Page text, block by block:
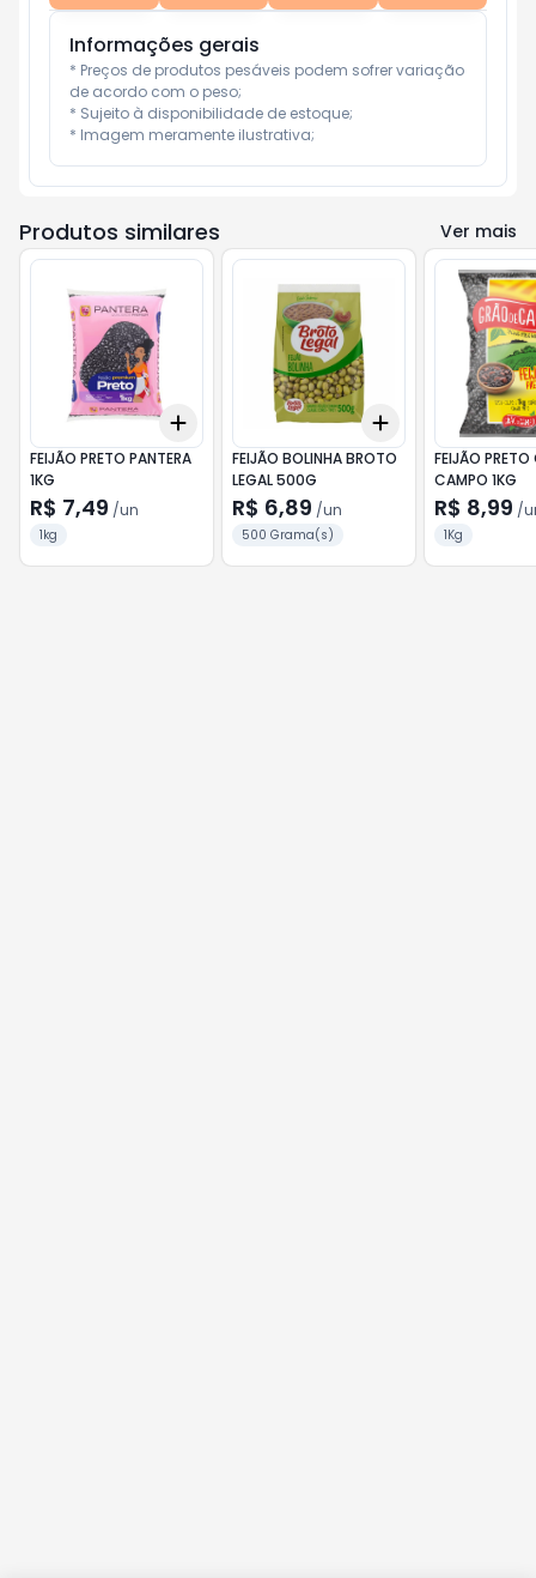
Informações gerais
* Preços de produtos pesáveis podem sofrer variação
de acordo com o peso;
* Sujeito à disponibilidade de estoque;
* Imagem meramente ilustrativa;
Produtos similares Ver mais
+10
Add
FEIJÃO PRETO PANTERA
1KG
R$ 7,49 /un
1kg
5 +10
Add
FEIJÃO BOLINHA BROTO
LEGAL 500G
R$ 6,89 /un
500 Grama(s)
FEIJÃO PRETO
CAMPO 1KG
R$ 8,99 /
1Kg